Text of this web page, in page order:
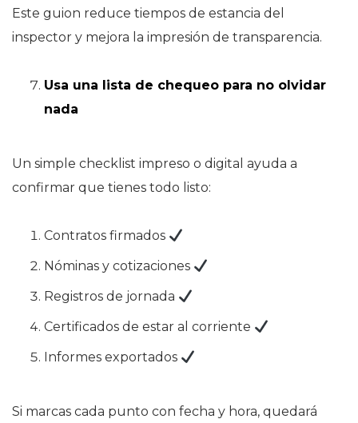
Este guion reduce tiempos de estancia del
inspector y mejora la impresión de transparencia.
Usa una lista de chequeo para no olvidar
nada
Un simple checklist impreso o digital ayuda a
confirmar que tienes todo listo:
Contratos firmados
Nóminas y cotizaciones
Registros de jornada
Certificados de estar al corriente
Informes exportados
Si marcas cada punto con fecha y hora, quedará